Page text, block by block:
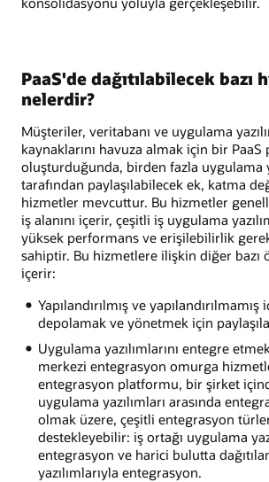
PaaS'de dağıtılabilecek bazı
nelerdir?
Müşteriler, veritabanı ve uygulama
kaynaklarını havuza almak için bir
oluşturduğunda, birden fazla uygulama
tarafından paylaşılabilecek ek, katma
hizmetler mevcuttur. Bu hizmetler
iş alanını içerir, çeşitli iş uygulama
yüksek performans ve erişilebilirlik
sahiptir. Bu hizmetlere ilişkin diğer bazı
içerir:
Yapılandırılmış ve yapılandırılmamış
depolamak ve yönetmek için
Uygulama yazılımlarını entegre
merkezi entegrasyon omurga
entegrasyon platformu, bir şirket
uygulama yazılımları arasında
olmak üzere, çeşitli entegrasyon
destekleyebilir: iş ortağı uygulama
entegrasyon ve harici bulutta
yazılımlarıyla entegrasyon.